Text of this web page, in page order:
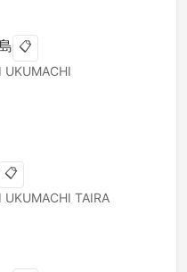
📋
UKUMACHI
📋
UKUMACHI TAIRA